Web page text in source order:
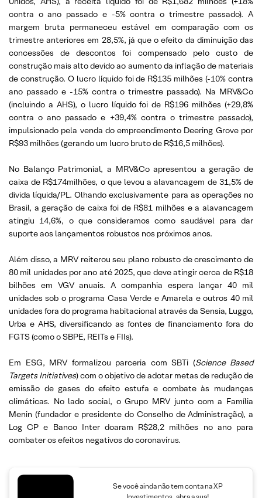
contra o ano passado e -5% contra o trimestre passado). A
margem bruta permaneceu estável em comparação com os
trimestre anteriores em 28,5%, já que o efeito da diminuição das
concessões de descontos foi compensado pelo custo de
construção mais alto devido ao aumento da inflação de materiais
de construção. O lucro líquido foi de R$135 milhões (-10% contra
ano passado e -15% contra o trimestre passado). Na MRV&Co
(incluindo a AHS), o lucro líquido foi de R$196 milhões (+29,8%
contra o ano passado e +39,4% contra o trimestre passado),
impulsionado pela venda do empreendimento Deering Grove por
R$93 milhões (gerando um lucro bruto de R$16,5 milhões).
No Balanço Patrimonial, a MRV&Co apresentou a geração de
caixa de R$174milhões, o que levou a alavancagem de 31,5% de
divida líquida/PL. Olhando exclusivamente para as operações no
Brasil, a geração de caixa foi de R$81 milhões e a alavancagem
atingiu 14,6%, o que consideramos como saudável para dar
suporte aos lançamentos robustos nos próximos anos.
Além disso, a MRV reiterou seu plano robusto de crescimento de
80 mil unidades por ano até 2025, que deve atingir cerca de R$18
bilhões em VGV anuais. A companhia espera lançar 40 mil
unidades sob o programa Casa Verde e Amarela e outros 40 mil
unidades fora do programa habitacional através da Sensia, Luggo,
Urba e AHS, diversificando as fontes de financiamento fora do
FGTS (como o SBPE, REITs e FIIs).
Em ESG, MRV formalizou parceria com SBTi (Science Based
Targets Initiatives) com o objetivo de adotar metas de redução de
emissão de gases do efeito estufa e combate às mudanças
climáticas. No lado social, o Grupo MRV junto com a Família
Menin (fundador e presidente do Conselho de Administração), a
Log CP e Banco Inter doaram R$28,2 milhões no ano para
combater os efeitos negativos do coronavírus.
Se você ainda não tem conta na XP